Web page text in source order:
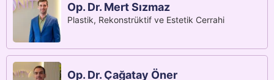
Op. Dr. Mert Sızmaz
Plastik, Rekonstrüktif ve Estetik Cerrahi
Op. Dr. Çağatay Öner